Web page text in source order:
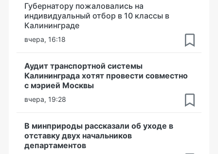
Губернатору пожаловались на
индивидуальный отбор в 10 классы в
Калининграде
вчера, 16:18
Аудит транспортной системы
Калининграда хотят провести совместно
с мэрией Москвы
вчера, 19:28
В минприроды рассказали об уходе в
отставку двух начальников
департаментов